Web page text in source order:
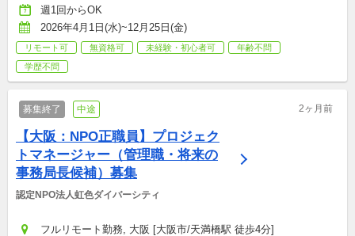
移動時間も時給換算いたします (往復最大2時間）：時給1,256円
週1回からOK
2026年4月1日(水)~12月25日(金)
リモート可 無資格可 未経験・初心者可
年齢不問
学歴不問
募集終了 中途 2ヶ月前
【大阪：NPO正職員】プロジェク
トマネージャー（管理職・将来の
事務局長候補）募集
認定NPO法人虹色ダイバーシティ
フルリモート勤務, 大阪 [大阪市/天満橋駅 徒歩4分]